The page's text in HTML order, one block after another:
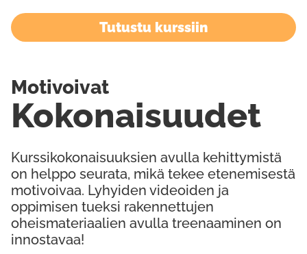
Tutustu kurssiin
Kurssikokonaisuuksien avulla kehittymistä
on helppo seurata, mikä tekee etenemisestä
motivoivaa. Lyhyiden videoiden ja
oppimisen tueksi rakennettujen
oheismateriaalien avulla treenaaminen on
innostavaa!
Kokonaisuudet
Motivoivat